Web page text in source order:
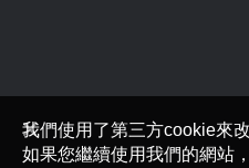
我們使用了第三方cookie來
如果您繼續使用我們的網站